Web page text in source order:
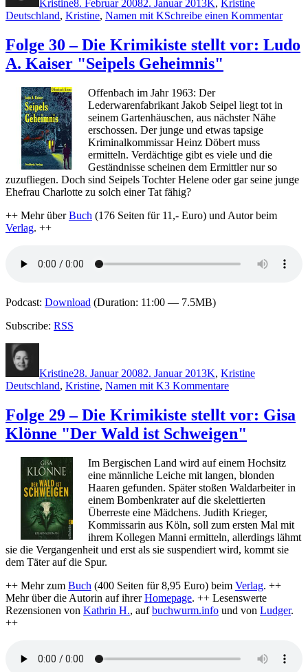
Kristine8. Februar 20082. Januar 2013K, Kristine
Deutschland, Kristine, Namen mit KSchreibe einen Kommentarzu
35
–
Folge 30 – Die Krimikiste stellt vor: Ludo
A. Kaiser "Seipels Geheimnis"
Offenbach im Jahr 1963: Der
Lederwarenfabrikant Jakob Seipel liegt tot in
seinem Gartenhäuschen, aus nächster Nähe
erschossen. Der junge und etwas tapsige
Kriminalkommissar Heinz Döbert muss
ermitteln. Verdächtige gibt es viele und die
Geständnisse scheinen dem Ermittler nur so
zuzufliegen. Doch sind Seipels Tochter Helene oder gar seine junge
Ehefrau Charlotte zu solch einer Tat fähig?
++ Mehr überBuch (176 Seiten für 11,- Euro) und Autor beim
Verlag. ++
Podcast: Download (Duration: 11:00 — 7.5MB)
Subscribe: RSS
Kristine28. Januar 20082. Januar 2013K, Kristine
Deutschland, Kristine, Namen mit K3 Kommentarezu
–
Die
stellt
vor:
Ludo
A.
Kaiser
"Seipels
Geheimnis"
Folge 29 – Die Krimikiste stellt vor: Gisa
Klönne "Der Wald ist Schweigen"
Im Bergischen Land wird auf einem Hochsitz
eine männliche Leiche mit langen, blonden
Haaren gefunden. Später stoßen Waldarbeiter in
einem Bombenkrater auf die skelettierten
Überreste eine Mädchens. Judith Krieger,
Kommissarin aus Köln, soll zum ersten Mal mit
ihrem Kollegen Manni ermitteln, allerdings lähmt
sie die Vergangenheit und erst als sie suspendiert wird, kommt sie
dem Täter auf die Spur.
++ Mehr zum Buch (400 Seiten für 8,95 Euro) beim Verlag. ++
Mehr über die Autorin auf ihrerHomepage. ++ Lesenswerte
Rezensionen von Kathrin H., aufbuchwurm.info und von Ludger.
++